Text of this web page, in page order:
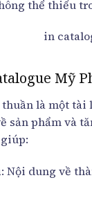
thể thiếu
Mỹ
là một tài
phẩm và
: Nội dung về